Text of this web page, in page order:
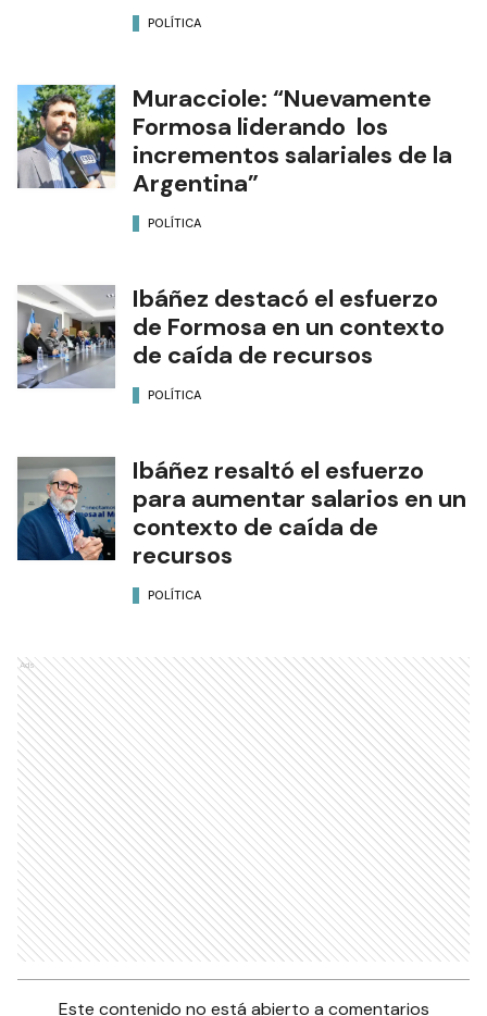
POLÍTICA
Muracciole: “Nuevamente
Formosa liderando los
incrementos salariales de la
Argentina”
POLÍTICA
Ibáñez destacó el esfuerzo
de Formosa en un contexto
de caída de recursos
POLÍTICA
Ibáñez resaltó el esfuerzo
para aumentar salarios en un
contexto de caída de
recursos
POLÍTICA
Ads
Este contenido no está abierto a comentarios